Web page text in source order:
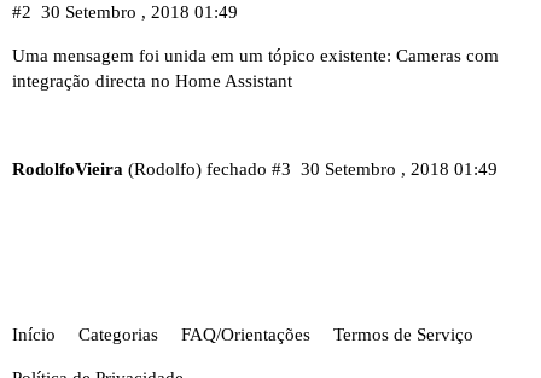
30 Setembro , 2018 01:49
#2
Uma mensagem foi unida em um tópico existente: Cameras com
integração directa no Home Assistant
RodolfoVieira (Rodolfo) fechado 30 Setembro , 2018 01:49
#3
Início Categorias FAQ/Orientações Termos de Serviço